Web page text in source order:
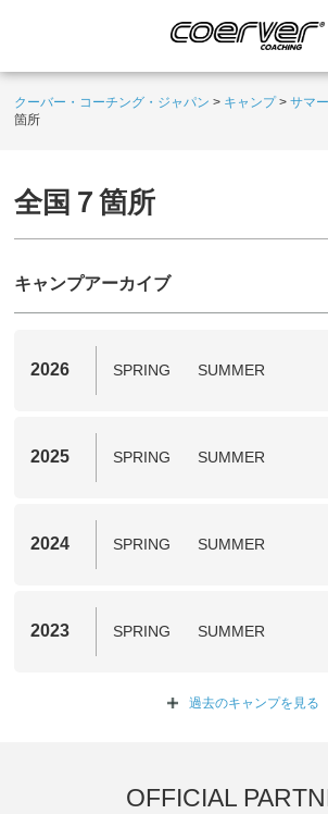
クーバー・コーチング・ジャパン > キャンプ>サマ
箇所
全国７箇所
キャンプアーカイブ
2026 SPRING SUMMER
2025 SPRING SUMMER
2024 SPRING SUMMER
2023 SPRING SUMMER
過去のキャンプを 見る
OFFICIAL